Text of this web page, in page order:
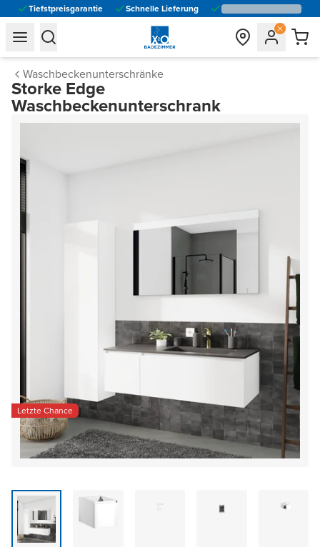
Tiefstpreisgarantie Schnelle Lieferung
general.navigation.toggle_menu.label
general.navigation.toggle_menu.label
Waschbeckenunterschränke
Storke Edge
Waschbeckenunterschrank
Letzte Chance